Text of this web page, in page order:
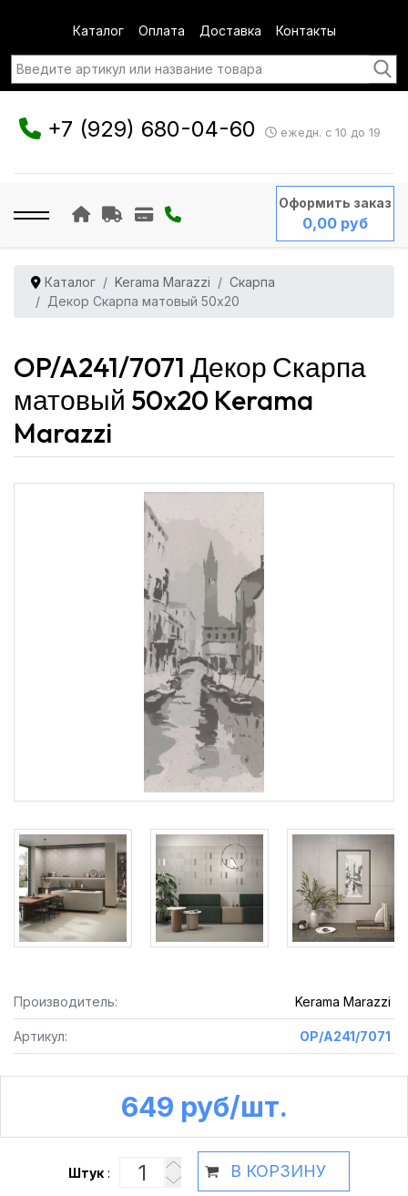
Каталог Оплата Доставка Контакты
+7 (929) 680-04-60 ежедн. с 10 до 19
Оформить заказ
0,00 руб
Каталог Kerama Marazzi
Скарпа
Декор Скарпа матовый 50x20
OP/A241/7071 Декор Скарпа
матовый 50x20 Kerama
Marazzi
Производитель: Kerama Marazzi
Артикул: OP/A241/7071
649 руб /шт.
Штук: В КОРЗИНУ